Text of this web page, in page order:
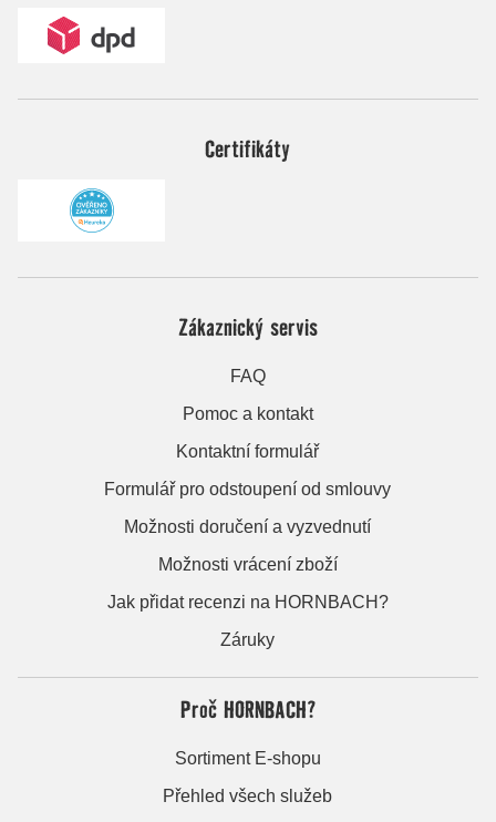
Certifikáty
Zákaznický servis
FAQ
Pomoc a kontakt
Kontaktní formulář
Formulář pro odstoupení od smlouvy
Možnosti doručení a vyzvednutí
Možnosti vrácení zboží
Jak přidat recenzi na HORNBACH?
Záruky
Proč HORNBACH?
Sortiment E-shopu
Přehled všech služeb